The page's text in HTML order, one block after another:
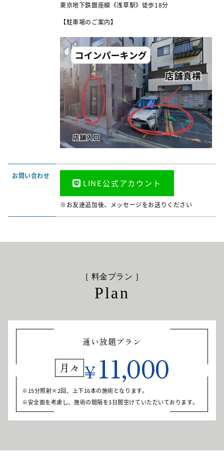
東京地下鉄銀座線《浅草駅》徒歩18分
【駐車場のご案内】
お問い合わせ
LINE公式アカウント
※お友達追加後、メッセージをお送りください
［ 料金プラン ］
Plan
通い放題プラン
月々 ¥11,000
15分照射×2回、上下16本の施術となります。
安全面を考慮し、施術の間隔を3日間空けていただいております。